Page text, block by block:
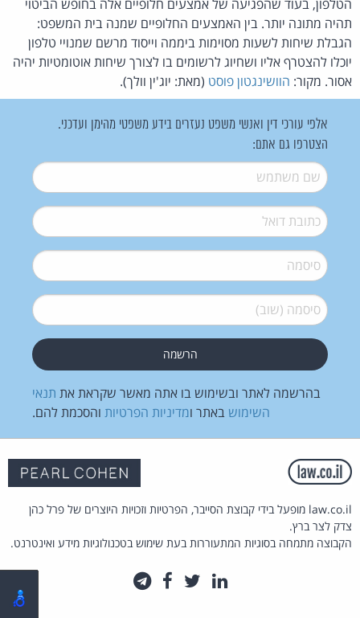
הטלפון, בעוד שהפגיעה של אמצעים חלופיים אלה בחופש הביטוי
תהיה מתונה יותר. בין האמצעים החלופיים שמנה בית המשפט:
הגבלת שיחות לשעות מסוימות ביממה וייסוד מרשם שמנויי טלפון
יוכלו להצטרף אליו ושחיוג לרשומים בו לצורך שיחות אוטומטיות יהיה
אסור. מקור: הוושינגטון פוסט (מאת: יוג'ין וולך).
אלפי עורכי דין ואנשי משפט נעזרים בידע משפטי מהימן ועדכני.
הצטרפו גם אתם:
שם משתמש*
דואל*
סיסמה*
סיסמה (שוב)*
בהרשמה לאתר ובשימוש בו אתה מאשר שקראת את תנאי
השימוש באתר ומדיניות הפרטיות והסכמת להם.
law.co.il מופעל בידי קבוצת הסייבר, הפרטיות וזכויות היוצרים של פרל כהן
צדק לצר ברץ.
הקבוצה מתמחה בסוגיות המתעוררות בעת שימוש בטכנולוגיות מידע ואינטרנט.
לינקדאין
טוויטרפייסבוק